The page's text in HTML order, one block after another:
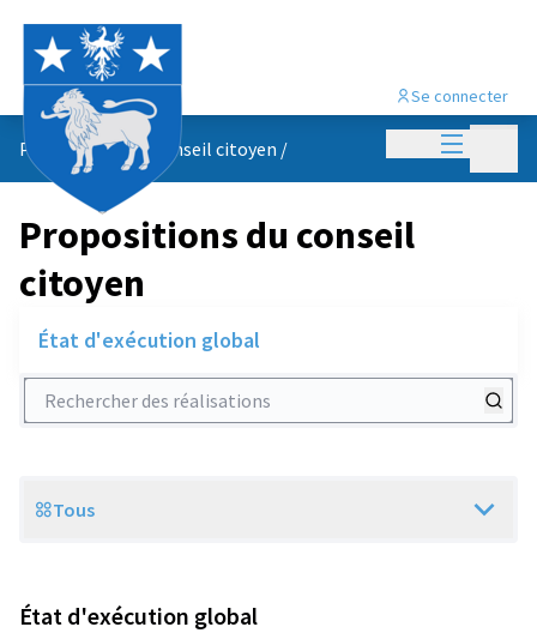
Menu
Se connecter
Propositions du conseil citoyen /
Propositions du conseil
citoyen
État d'exécution global
Rechercher des réalisations
Scope
Tous
État d'exécution global